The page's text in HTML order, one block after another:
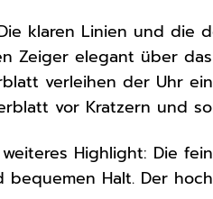
klaren Linien und die
Zeiger elegant über
verleihen der Uhr
vor Kratzern und
Highlight: Die
Halt. Der